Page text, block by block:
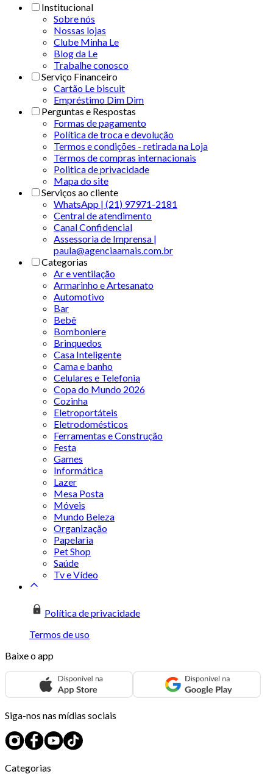
Institucional
Sobre nós
Nossas lojas
Clube Minha Le
Blog da Le
Trabalhe conosco
Serviço Financeiro
Cartão Le biscuit
Empréstimo Dim Dim
Perguntas e Respostas
Formas de pagamento
Política de troca e devolução
Termos e condições - retirada na Loja
Termos de compras internacionais
Politica de privacidade
Mapa do site
Serviços ao cliente
WhatsApp | (21) 97971-2181
Central de atendimento
Canal Confidencial
Assessoria de Imprensa |
paula@agenciaamais.com.br
Categorias
Ar e ventilação
Armarinho e Artesanato
Automotivo
Bar
Bebê
Bomboniere
Brinquedos
Casa Inteligente
Cama e banho
Celulares e Telefonia
Copa do Mundo 2026
Cozinha
Eletroportáteis
Eletrodomésticos
Ferramentas e Construção
Festa
Games
Informática
Lazer
Mesa Posta
Móveis
Mundo Beleza
Organização
Papelaria
Pet Shop
Saúde
Tv e Vídeo
Política de privacidade
Termos de uso
Baixe o app
Siga-nos nas mídias sociais
Categorias